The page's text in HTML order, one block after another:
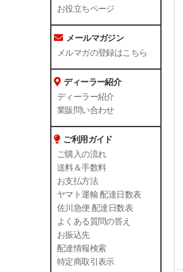
お役立ちページ
メールマガジン
メルマガの登録はこちら
ディーラー紹介
ディーラー紹介
業販問い合わせ
ご利用ガイド
ご購入の流れ
送料＆手数料
お支払方法
ヤマト運輸 配達日数表
佐川急便 配達日数表
よくある質問の答え
お振込先
配達情報検索
特定商取引表示